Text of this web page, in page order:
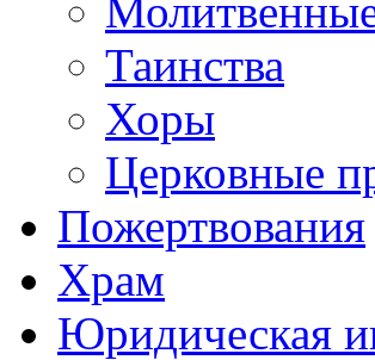
Таинства
Хоры
Церковные
Пожертвования
Храм
Юридическая